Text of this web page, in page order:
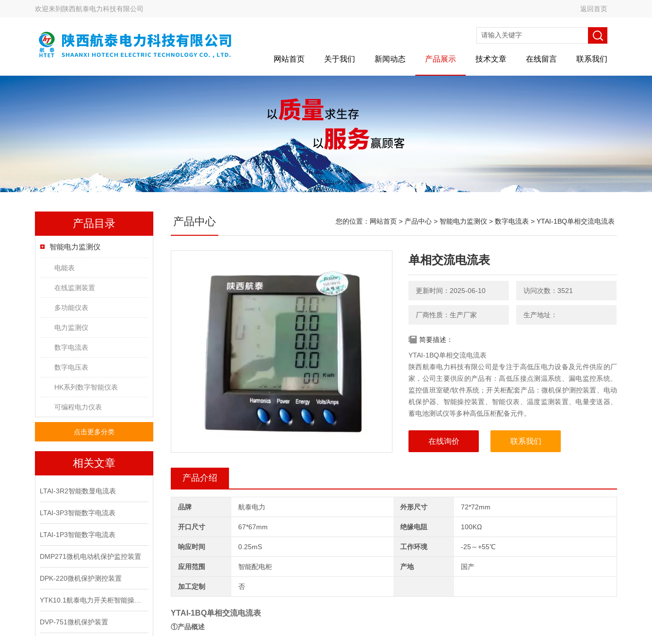
欢迎来到 陕西航泰电力科技有限公司 返回首页
网站首页 关于我们 新闻动态 产品展示 技术文章 在线留言 联系我们
产品目录
智能电力监测仪
电能表
在线监测装置
多功能仪表
电力监测仪
数字电流表
数字电压表
HK系列数字智能仪表
可编程电力仪表
点击更多分类
相关文章
LTAI-3R2智能数显电流表
LTAI-3P3智能数字电流表
LTAI-1P3智能数字电流表
DMP271微机电动机保护监控装置
DPK-220微机保护测控装置
DVP-751微机保护装置
产品中心 您的位置： 网站首页 > 产品中心 > 智能电力监测仪 > 数字电流表 > YTAI-1BQ单相交流电流表
单相交流电流表
更新时间：2025-06-10 访问次数：3521
厂商性质：生产厂家 生产地址：
简要描述：
YTAI-1BQ单相交流电流表
陕西航泰电力科技有限公司是专注于高低压电力设备及元件供应的厂
家，公司主要供应的产品有：高低压接点测温系统、漏电监控系统、
监控值班室硬/软件系统；开关柜配套产品：微机保护测控装置、电动
机保护器、智能操控装置、智能仪表、温度监测装置、电量变送器、
蓄电池测试仪等多种高低压柜配备元件。
在线询价 联系我们
产品介绍
品牌 航泰电力 外形尺寸 72*72mm
开口尺寸 67*67mm 绝缘电阻 100KΩ
响应时间 0.25mS 工作环境 -25～+55℃
应用范围 智能配电柜 产地 国产
加工定制 否
YTAI-1BQ单相交流电流表
①产品概述